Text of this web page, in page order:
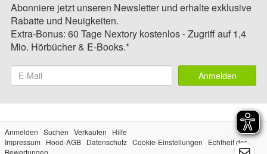
Abonniere jetzt unseren Newsletter und erhalte exklusive
Rabatte und Neuigkeiten.
Extra-Bonus: 60 Tage Nextory kostenlos - Zugriff auf 1,4
Mio. Hörbücher & E-Books.*
Anmelden
Anmelden Suchen Verkaufen
Hilfe
Impressum
Hood-AGB Datenschutz Cookie-Einstellungen
Echtheit der